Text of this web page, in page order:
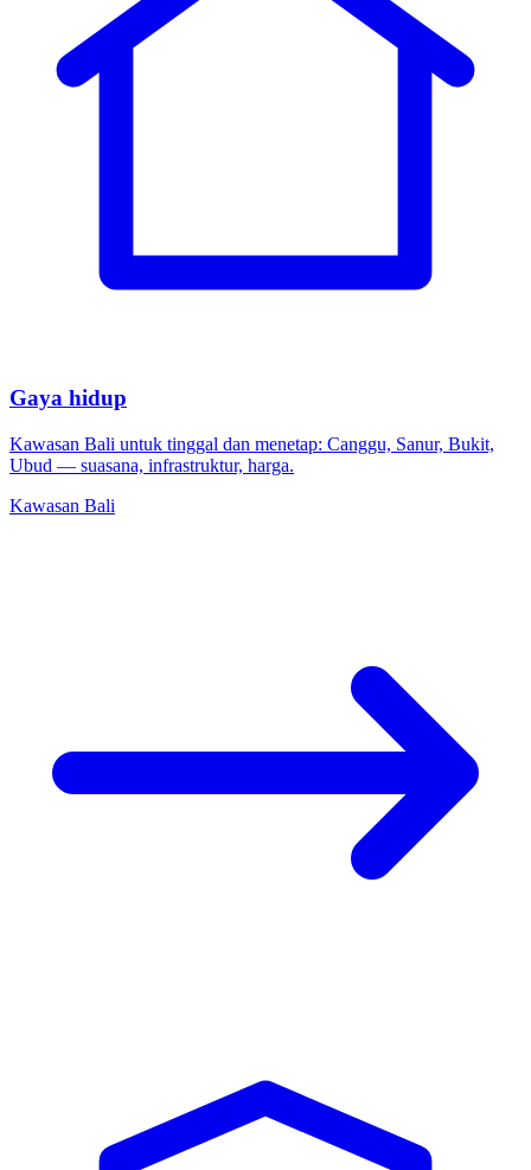
Gaya hidup
Kawasan Bali untuk tinggal dan menetap: Canggu, Sanur, Bukit,
Ubud — suasana, infrastruktur, harga.
Kawasan Bali